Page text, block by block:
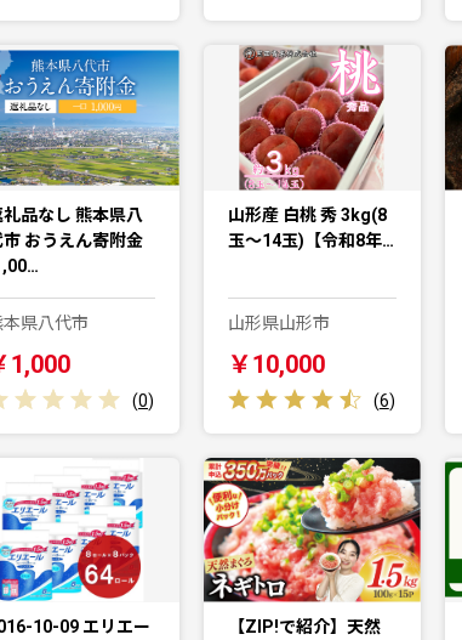
礼品なし 熊本県八
市 おうえん寄附金
本県八代市
1,000
(0)
山形産 白桃 秀 3kg(8
玉～14玉)【令和8年…
山形県山形市
￥10,000
(6)
10-09 エリエー
【ZIP!で紹介】天然